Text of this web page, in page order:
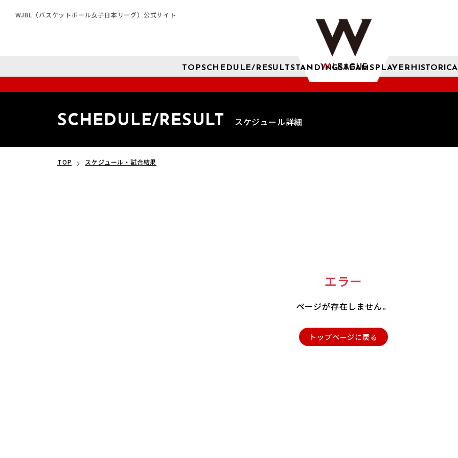
WJBL（バスケットボール女子日本リーグ）公式サイト
TOPSCHEDULE/RESULTSTANDINGSTEAMSPLAYER
SCHEDULE/RESULT スケジュール詳細
TOP スケジュール・試合結果
エラー
ページが存在しません。
トップページに戻る